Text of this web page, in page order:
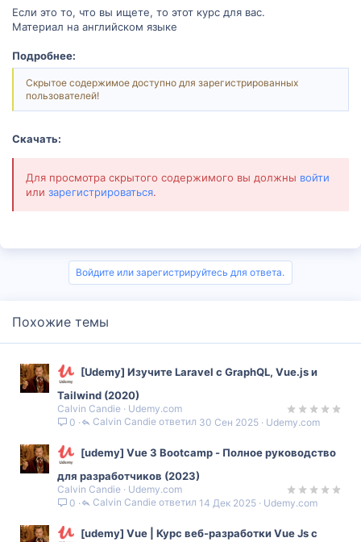
Если это то, что вы ищете, то этот курс для вас.
Материал на английском языке
Подробнее:
Скрытое содержимое доступно для зарегистрированных
пользователей!
Скачать:
Для просмотра скрытого содержимого вы должны войти
или зарегистрироваться.
Войдите или зарегистрируйтесь для ответа.
Похожие темы
[Udemy] Изучите Laravel с GraphQL, Vue.js и
Tailwind (2020)
Calvin Candie
Udemy.com
0
Udemy.com
30 Сен 2025
Calvin Candie
[udemy] Vue 3 Bootcamp - Полное руководство
для разработчиков (2023)
Calvin Candie
Udemy.com
0
Udemy.com
14 Дек 2025
Calvin Candie
[udemy] Vue | Курс веб-разработки Vue Js с